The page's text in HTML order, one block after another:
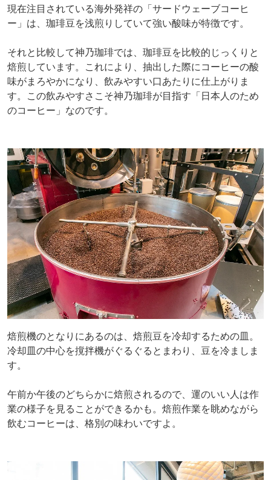
現在注目されている海外発祥の「サードウェーブコーヒ
ー」は、珈琲豆を浅煎りしていて強い酸味が特徴です。
それと比較して神乃珈琲では、珈琲豆を比較的じっくりと
焙煎しています。これにより、抽出した際にコーヒーの酸
味がまろやかになり、飲みやすい口あたりに仕上がりま
す。この飲みやすさこそ神乃珈琲が目指す「日本人のため
のコーヒー」なのです。
焙煎機のとなりにあるのは、焙煎豆を冷却するための皿。
冷却皿の中心を撹拌機がぐるぐるとまわり、豆を冷ましま
す。
午前か午後のどちらかに焙煎されるので、運のいい人は作
業の様子を見ることができるかも。焙煎作業を眺めながら
飲むコーヒーは、格別の味わいですよ。